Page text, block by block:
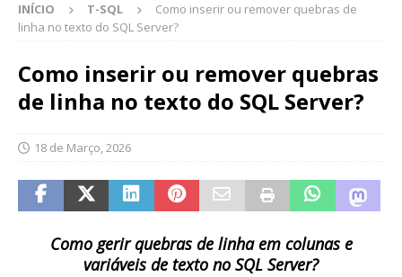
INÍCIO T-SQL
Como inserir ou remover quebras de
linha no texto do SQL Server?
Como inserir ou remover quebras
de linha no texto do SQL Server?
18 de Março, 2026
Como gerir quebras de linha em colunas e
variáveis de texto no SQL Server?